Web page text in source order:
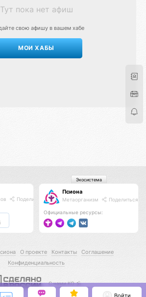
Тут пока нет афиш
свою афишу в вашем хабе
МОИ ХАБЫ
Поделиться
Псиона
Метаорганизм Поделиться
Официальные ресурсы:
Экосистема
О проекте Контакты
Соглашение
Конфиденциальность
С нами КО 🕉️
Войти